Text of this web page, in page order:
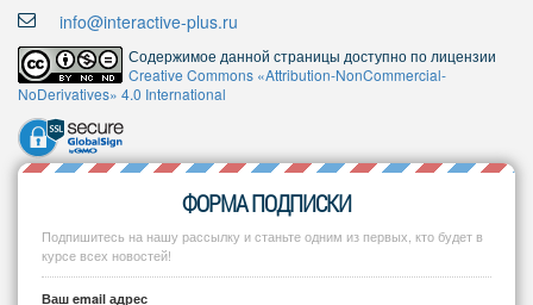
info@interactive-plus.ru
Содержимое данной страницы доступно по лицензии
Creative Commons «Attribution-NonCommercial-
NoDerivatives» 4.0 International
ФОРМА ПОДПИСКИ
Подпишитесь на нашу рассылку и станьте одним из первых, кто будет в
курсе всех новостей!
Ваш email адрес